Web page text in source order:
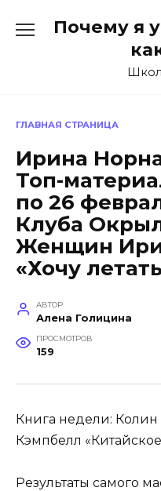
Почему я
ГЛАВНАЯ СТРАНИЦА
Ирина
Топ-
по 26
Клуба
Женщин
«Хочу
АВТОР
Алена Голицина
ПРОСМОТРОВ
159
Книга недели: Колин
Кэмпбелл
Результаты самого